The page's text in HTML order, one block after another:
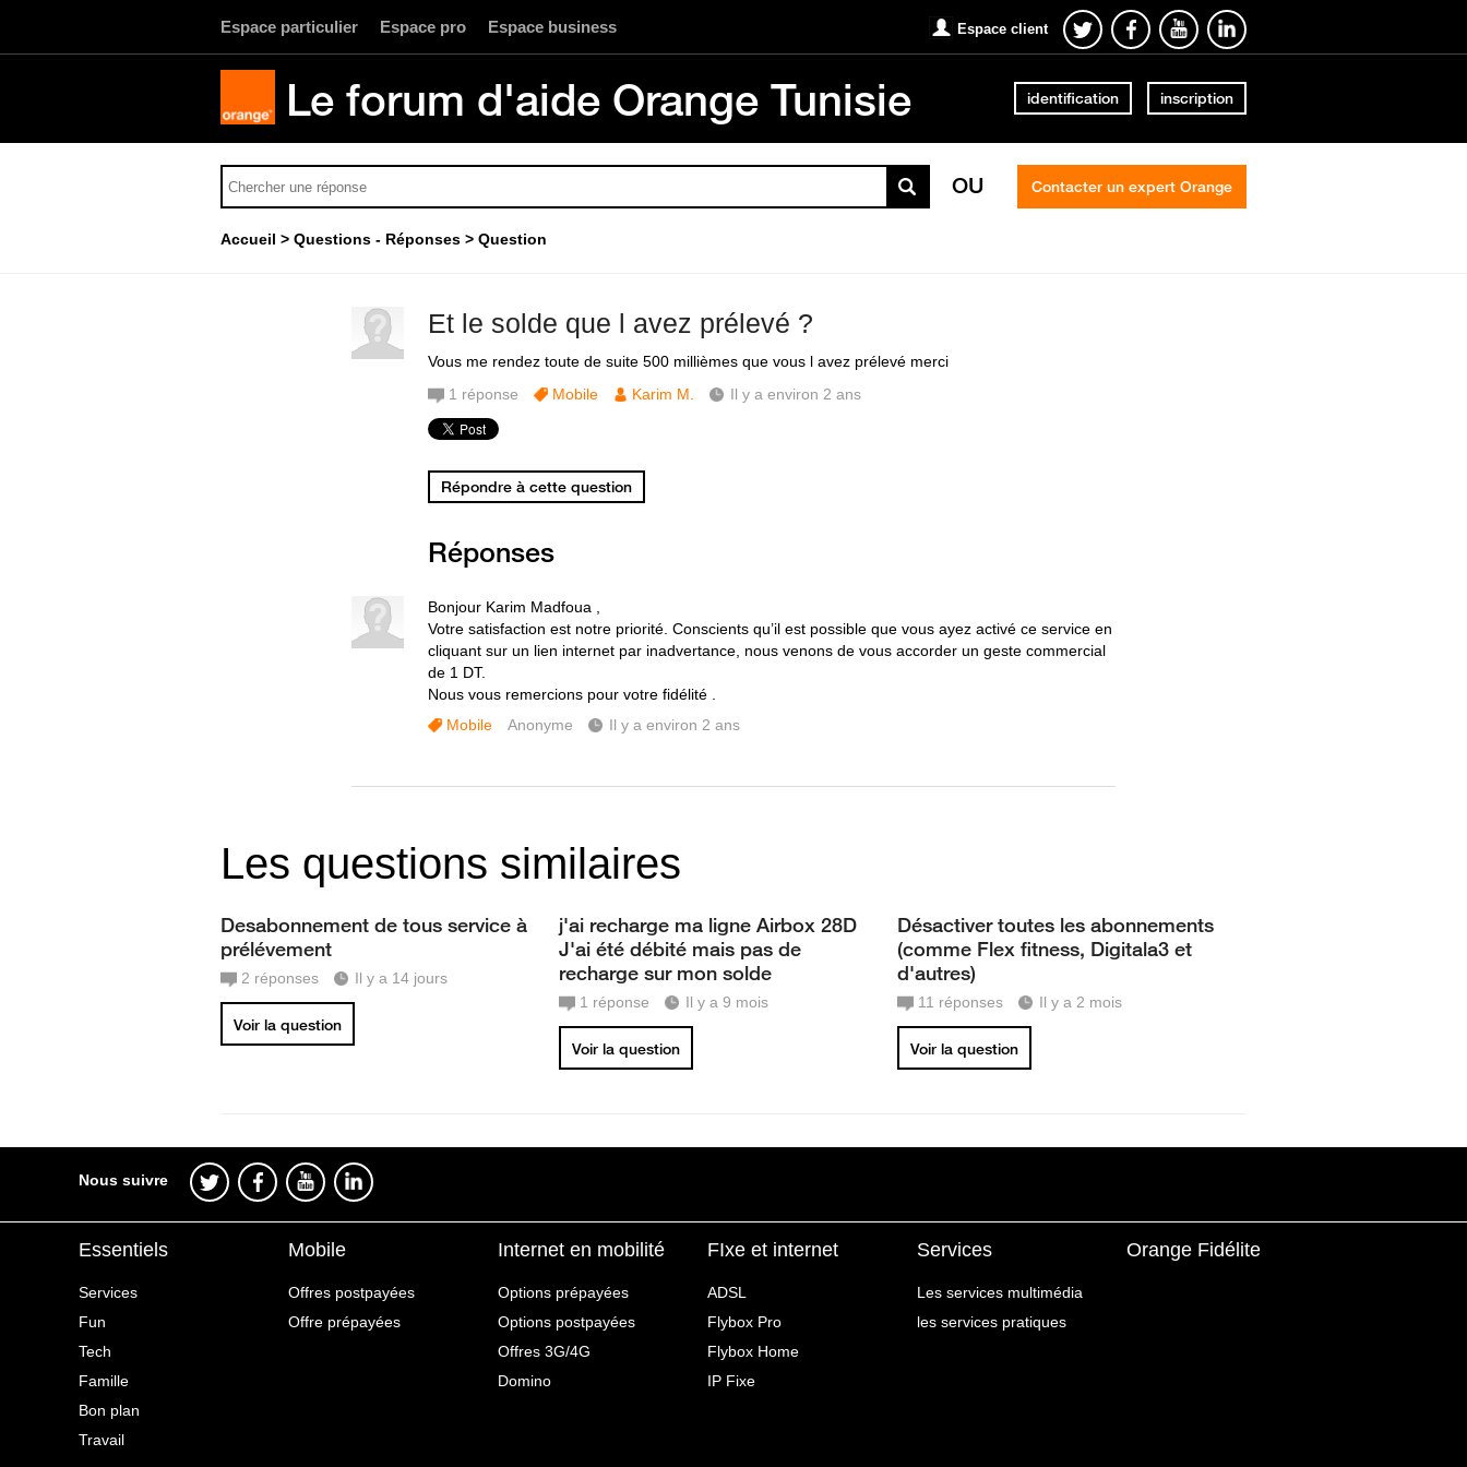
Espace particulier Espace pro Espace business Espace client
Le forum d'aide Orange Tunisie identification inscription
OU Contacter un expert Orange
Accueil Questions - Réponses Question
Et le solde que l avez prélevé ?
Vous me rendez toute de suite 500 millièmes que vous l avez prélevé merci
1 réponse Mobile Karim M. Il y a environ 2 ans
Répondre à cette question
Réponses
Bonjour Karim Madfoua ,
Votre satisfaction est notre priorité. Conscients qu’il est possible que vous ayez activé ce service en
cliquant sur un lien internet par inadvertance, nous venons de vous accorder un geste commercial
de 1 DT.
Nous vous remercions pour votre fidélité .
Mobile
Anonyme Il y a environ 2 ans
Les questions similaires
Desabonnement de tous service à
prélévement
2 réponses Il y a 14 jours
Voir la question
j'ai recharge ma ligne Airbox 28D
J'ai été débité mais pas de
recharge sur mon solde
1 réponse Il y a 9 mois
Voir la question
Désactiver toutes les abonnements
(comme Flex fitness, Digitala3 et
d'autres)
11 réponses Il y a 2 mois
Voir la question
Nous suivre
Essentiels
Services
Fun
Tech
Famille
Bon plan
Travail
Mobile
Offres postpayées
Offre prépayées
Internet en mobilité
Options prépayées
Options postpayées
Offres 3G/4G
Domino
FIxe et internet
ADSL
Flybox Pro
Flybox Home
IP Fixe
Services
Les services multimédia
les services pratiques
Orange Fidélite